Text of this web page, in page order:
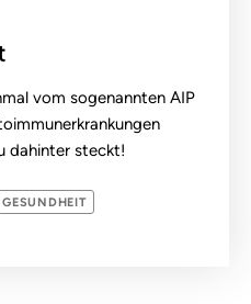
vom sogenannten AIP
dahinter steckt!
GESUNDHEIT